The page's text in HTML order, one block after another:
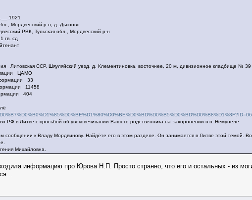
Мордвесский р-н, д. Дьяново
РВК, Тульская обл., Мордвесский р-н
гв. сд
Литовская ССР, Шяуляйский уезд, д. Клементиновка, восточнее, 20 м, дивизионное кладбище №
ЦАМО
33
11458
404
РФ в Литве с просьбой об увековечивании Вашего родственника на захоронении в п. Немунелё.
сообщении к Владу Мордвинову. Найдёте его в этом разделе. Он занимается в Литве этой темой.
Михайловна.
информацию про Юрова Н.П. Просто странно, что его и остальных - из